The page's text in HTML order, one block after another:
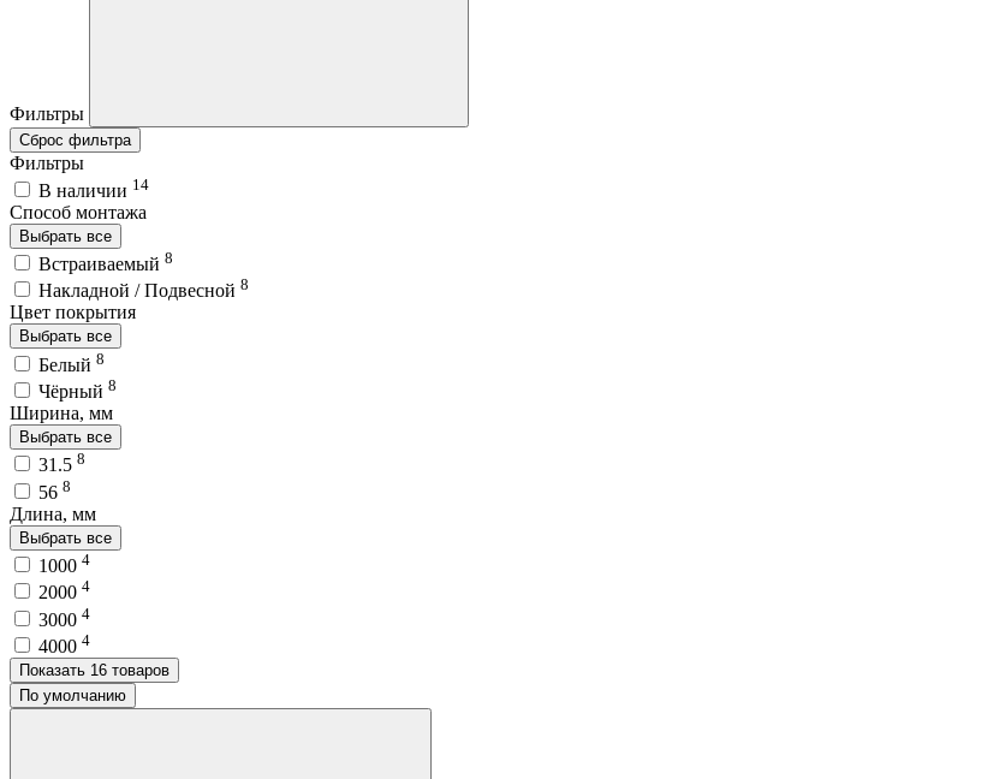
Фильтры
Сброс фильтра
Фильтры
В наличии 14
Способ монтажа
Выбрать все
Встраиваемый 8
Накладной / Подвесной 8
Цвет покрытия
Выбрать все
Белый 8
Чёрный 8
Ширина, мм
Выбрать все
31.5 8
56 8
Длина, мм
Выбрать все
1000 4
2000 4
3000 4
4000 4
Показать 16 товаров
По умолчанию